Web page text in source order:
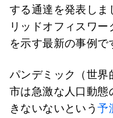
する通達を発表しま
リッドオフィスワ
を示す最新の事例で
パンデミック（世界
市は急激な人口動態
きないないという予